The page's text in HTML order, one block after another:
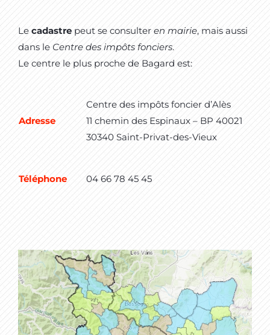
Le cadastrepeut se consulter en mairie, mais aussi
dans le Centre des impôts fonciers.
Le centre le plus proche de Bagard est:
Adresse
Centre des impôts foncier d’Alès
11 chemin des Espinaux – BP 40021
30340 Saint-Privat-des-Vieux
Téléphone 04 66 78 45 45